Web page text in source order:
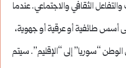
الثقافي والاجتماعي. عندما
أسس طائفية أو عرقية أو جهوية،
“سوريا” إلى “الإقليم”. سيتم